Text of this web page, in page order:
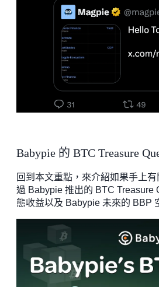
Babypie 的 BTC Treasure
回到本文重點，來介紹如果手上
過 Babypie 推出的 BTC Treasure
態收益以及 Babypie 未來的 BBP